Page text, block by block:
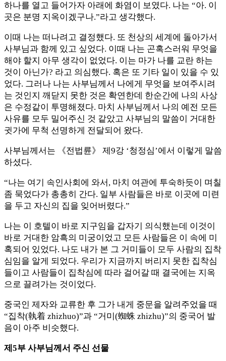
하나를 열고 들어가자 아래에 화염이 보였다. 나는 “아. 이
곳은 분명 지옥이겠구나.”라고 생각했다.
이때 나는 떠나려고 결정했다. 또 천상의 세계에 돌아가서
사부님과 함께 있고 싶었다. 이때 나는 곤혹스러워 무엇을
해야 할지 아무 생각이 없었다. 이는 마가 나를 교란 하는
것이 아닌가? 라고 의심했다. 혹은 또 기타 일이 있을 수 있
었다. 그러나 나는 사부님께서 나에게 무엇을 보여주시려
는 것인지 깨닫지 못한 것은 확연한데 한순간에 나의 사상
은 수정같이 투명해졌다. 마치 사부님께서 나의 예전 모든
사유를 모두 밀어주신 것 같았고 사부님의 말씀이 거대한
귓가에 무척 선명하게 전달되어 왔다.
사부님께서는 《전법륜》 제9강 ‘청정심’에서 이렇게 말씀
하셨다.
“나는 여기 속인사회에 와서, 마치 여관에 투숙하듯이 며칠
좀 묵었다가 총총히 간다. 일부 사람들은 바로 이곳에 미련
을 두고 자신의 집을 잊어버렸다.”
나는 이 호텔이 바로 지구임을 갑자기 의식했는데 이것이
바로 거대한 암흑의 미궁이었고 모든 사람들은 이 속에 미
혹되어 있었다. 나도 내가 본 그 거미들이 모두 사람의 집착
심임을 알게 되었다. 우리가 지금까지 버리지 못한 집착심
들이고 사람들이 집착심에 따라 걸어갈 때 결국에는 지옥
으로 끌려가는 것이었다.
중국인 제자와 교류한 후 그가 내게 중문을 알려주었을 때
“집착(執着 zhizhuo)”과 “거미(蜘蛛 zhizhu)”의 중국어 발
음이 아주 비슷했다.
제5부 사부님께서 주신 선물